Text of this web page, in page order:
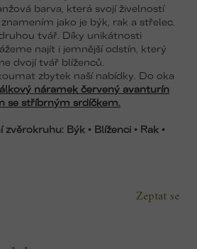
barva, která svojí živelností
jako je býk, rak a střelec.
tvář. Díky unikátnosti
najít i jemnější odstín, který
dvojí tvář blíženců.
zbytek naší nabídky. Do oka
náramek červený avanturín
se stříbrným srdíčkem.
zvěrokruhu: Býk • Blíženci • Rak •
Zeptat se